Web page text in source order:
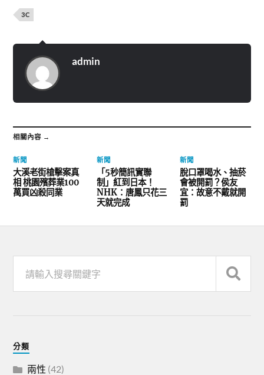
3C
admin
相關內容 →
新聞
大溪老街槍擊案真
相 桃園殯葬業100
萬買凶殺同業
新聞
「5秒簡訊實聯
制」紅到日本！
NHK：唐鳳只花三
天就完成
新聞
脫口罩喝水、抽菸
會被開罰？侯友
宜：故意不戴就開
罰
分類
兩性 (42)